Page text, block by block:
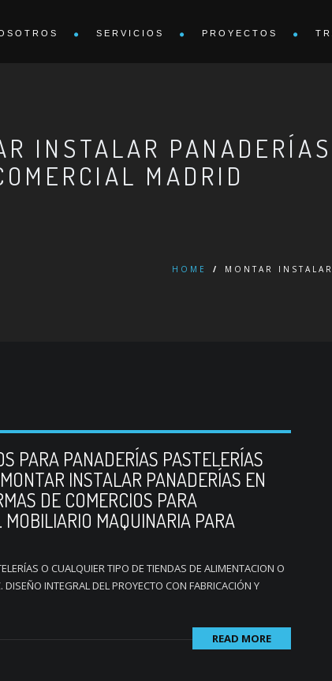
SERVICIOS PROYECTOS
INSTALAR
MADRID
HOME / MONTAR
PARA PANADERÍAS PASTELERÍAS
INSTALAR PANADERÍAS EN
DE COMERCIOS PARA
MAQUINARIA PARA
O CUALQUIER TIPO DE TIENDAS DE ALIMENTACION O
INTEGRAL DEL PROYECTO CON FABRICACIÓN Y
READ MORE